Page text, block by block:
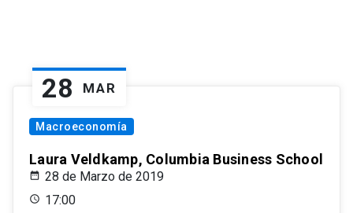
28 MAR
Macroeconomía
Laura Veldkamp, Columbia Business School
28 de Marzo de 2019
17:00